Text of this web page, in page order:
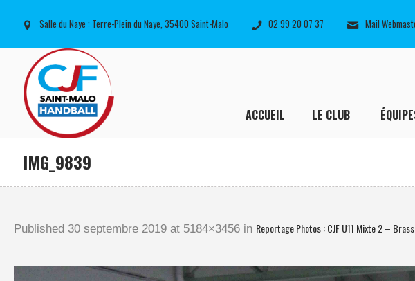
Salle du Naye : Terre-Plein du Naye, 35400 Saint-Malo 02 99 20 07 37 Mail
ACCUEIL LE CLUB
IMG_9839
Published 30 septembre 2019 at 5184×3456 in Reportage Photos : CJF U11 Mixte 2 –